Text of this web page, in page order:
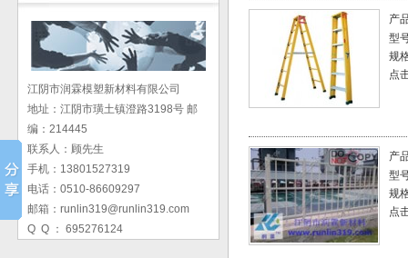
江阴市润霖模塑新材料有限公司
地址：江阴市璜土镇澄路3198号 邮
编：214445
联系人：顾先生
手机：13801527319
电话：0510-86609297
邮箱：runlin319@runlin319.com
Q Q ： 695276124
产
型
规
点
产
型
规
点